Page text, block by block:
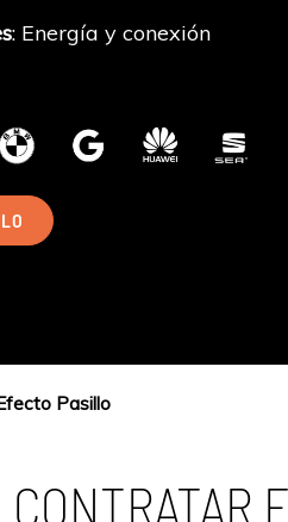
: Energía y conexión
Pasillo
CONTRATAR